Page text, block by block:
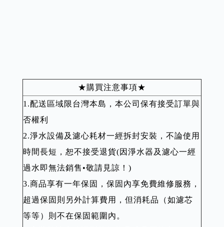
★購買注意事項★
1.配送區域限台灣本島，本公司保有接受訂單與
否權利
2.淨水設備及濾心耗材一經拆封安裝，不論使用
時間長短，恕不接受退貨(因淨水器及濾心一經
過水即無法銷售•敬請見諒！)
3.商品享有一年保固，保固內享免費維修服務，
超過保固則另外計算費用，但消耗品（如濾芯
等等）則不在保固範圍內。